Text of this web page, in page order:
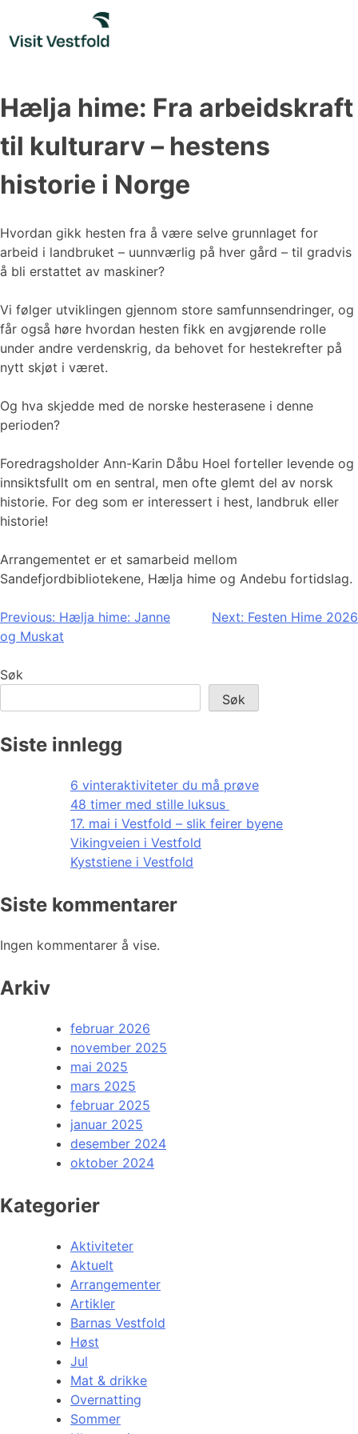
content
Hælja hime: Fra arbeidskraft
til kulturarv – hestens
historie i Norge
Hvordan gikk hesten fra å være selve grunnlaget for
arbeid i landbruket – uunnværlig på hver gård – til gradvis
å bli erstattet av maskiner?
Vi følger utviklingen gjennom store samfunnsendringer, og
får også høre hvordan hesten fikk en avgjørende rolle
under andre verdenskrig, da behovet for hestekrefter på
nytt skjøt i været.
Og hva skjedde med de norske hesterasene i denne
perioden?
Foredragsholder Ann-Karin Dåbu Hoel forteller levende og
innsiktsfullt om en sentral, men ofte glemt del av norsk
historie. For deg som er interessert i hest, landbruk eller
historie!
Arrangementet er et samarbeid mellom
Sandefjordbibliotekene, Hælja hime og Andebu fortidslag.
Innleggsnavigasjon
Previous: Hælja hime: Janne
og Muskat
Next: Festen Hime 2026
Søk
Søk
Siste innlegg
6 vinteraktiviteter du må prøve
48 timer med stille luksus
17. mai i Vestfold – slik feirer byene
Vikingveien i Vestfold
Kyststiene i Vestfold
Siste kommentarer
Ingen kommentarer å vise.
Arkiv
februar 2026
november 2025
mai 2025
mars 2025
februar 2025
januar 2025
desember 2024
oktober 2024
Kategorier
Aktiviteter
Aktuelt
Arrangementer
Artikler
Barnas Vestfold
Høst
Jul
Mat & drikke
Overnatting
Sommer